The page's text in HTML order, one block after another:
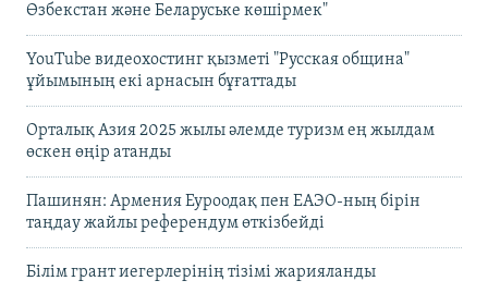
Өзбекстан және Беларуське көшірмек"
YouTube видеохостинг қызметі "Русская община"
ұйымының екі арнасын бұғаттады
Орталық Азия 2025 жылы әлемде туризм ең жылдам
өскен өңір атанды
Пашинян: Армения Еуроодақ пен ЕАЭО-ның бірін
таңдау жайлы референдум өткізбейді
Білім грант иегерлерінің тізімі жарияланды